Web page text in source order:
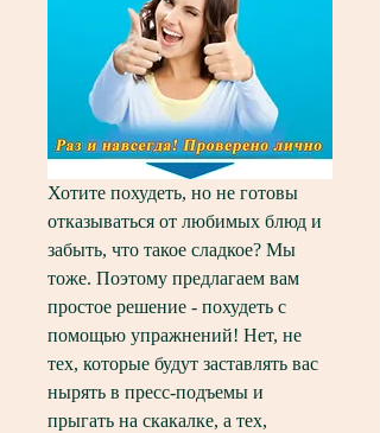
Хотите похудеть, но не готовы
отказываться от любимых блюд и
забыть, что такое сладкое? Мы
тоже. Поэтому предлагаем вам
простое решение - похудеть с
помощью упражнений! Нет, не
тех, которые будут заставлять вас
нырять в пресс-подъемы и
прыгать на скакалке, а тех,